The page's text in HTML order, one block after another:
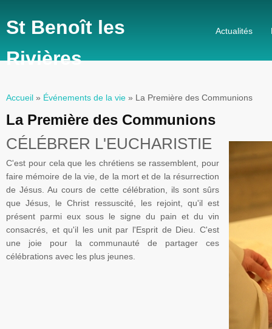
St Benoît les
Rivières
Actualités
Vous êtes ici
Accueil » Événements de la vie » La Première des Communions
La Première des Communions
CÉLÉBRER L'EUCHARISTIE
C'est pour cela que les chrétiens se rassemblent, pour
faire mémoire de la vie, de la mort et de la résurrection
de Jésus. Au cours de cette célébration, ils sont sûrs
que Jésus, le Christ ressuscité, les rejoint, qu'il est
présent parmi eux sous le signe du pain et du vin
consacrés, et qu'il les unit par l'Esprit de Dieu. C'est
une joie pour la communauté de partager ces
célébrations avec les plus jeunes.